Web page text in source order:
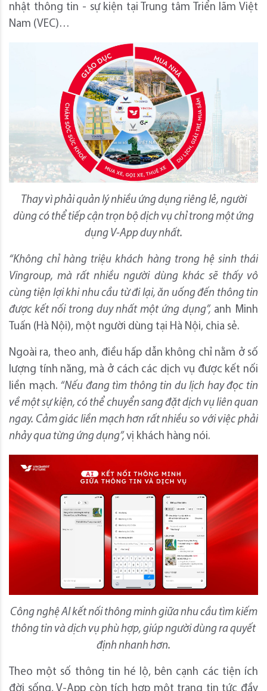
nhật thông tin - sự kiện tại Trung tâm Triển lãm Việt
Nam (VEC)…
Thay vì phải quản lý nhiều ứng dụng riêng lẻ, người
dùng có thể tiếp cận trọn bộ dịch vụ chỉ trong một ứng
dụng V-App duy nhất.
“Không chỉ hàng triệu khách hàng trong hệ sinh thái
Vingroup, mà rất nhiều người dùng khác sẽ thấy vô
cùng tiện lợi khi nhu cầu từ đi lại, ăn uống đến thông tin
được kết nối trong duy nhất một ứng dụng”, anh Minh
Tuấn (Hà Nội), một người dùng tại Hà Nội, chia sẻ.
Ngoài ra, theo anh, điều hấp dẫn không chỉ nằm ở số
lượng tính năng, mà ở cách các dịch vụ được kết nối
liền mạch. “Nếu đang tìm thông tin du lịch hay đọc tin
về một sự kiện, có thể chuyển sang đặt dịch vụ liên quan
ngay. Cảm giác liền mạch hơn rất nhiều so với việc phải
nhảy qua từng ứng dụng”, vị khách hàng nói.
Công nghệ AI kết nối thông minh giữa nhu cầu tìm kiếm
thông tin và dịch vụ phù hợp, giúp người dùng ra quyết
định nhanh hơn.
Theo một số thông tin hé lộ, bên cạnh các tiện ích